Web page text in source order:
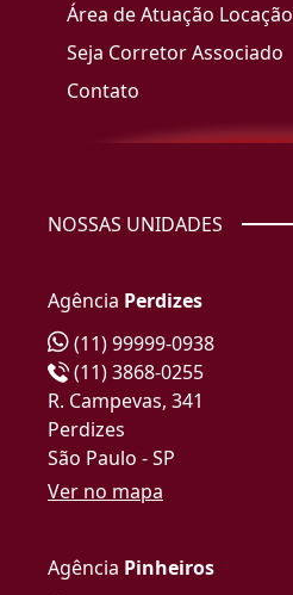
Área de Atuação Locação
Seja Corretor Associado
Contato
NOSSAS UNIDADES
Agência Perdizes
(11) 99999-0938
(11) 3868-0255
R. Campevas, 341
Perdizes
São Paulo - SP
Ver no mapa
Agência Pinheiros